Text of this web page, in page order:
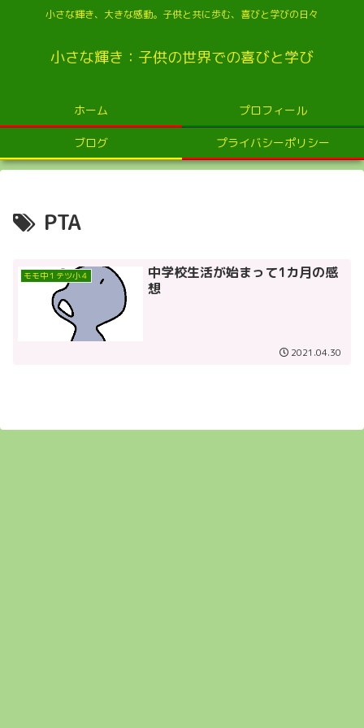
小さな輝き、大きな感動。子供と共に歩む、喜びと学びの日々
小さな輝き：子供の世界での喜びと学び
ホーム プロフィール
ブログ プライバシーポリシー
PTA
モモ中１テツ小４
中学校生活が始まって1カ月の感
想
2021.04.30